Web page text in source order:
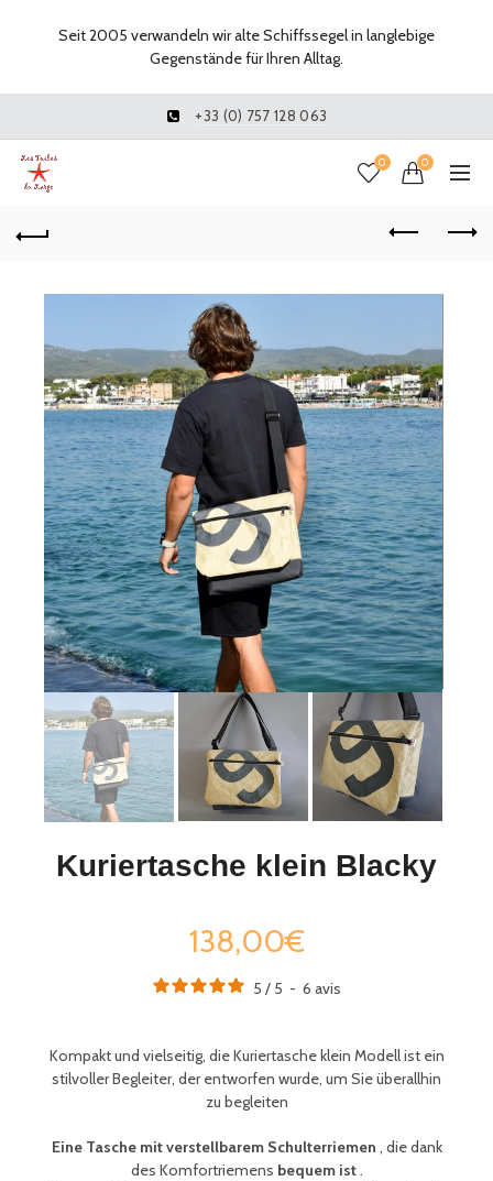
+33 (0) 757 128 063
0 0
Kuriertasche klein Blacky
138,00€
5 / 5 - 6 avis
Kompakt und vielseitig, die Kuriertasche klein Modellist ein
stilvoller Begleiter, der entworfen wurde, um Sie überallhin
zu begleiten
Eine Tasche mit verstellbarem Schulterriemen , die dank
des Komfortriemens bequem ist.
Seit 2005 verwandeln wir alte Schiffssegel in langlebige
Gegenstände für Ihren Alltag.